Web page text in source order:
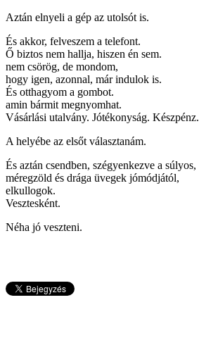
Aztán elnyeli a gép az utolsót is.
És akkor, felveszem a telefont.
Ő biztos nem hallja, hiszen én sem.
nem csörög, de mondom,
hogy igen, azonnal, már indulok is.
És otthagyom a gombot.
amin bármit megnyomhat.
Vásárlási utalvány. Jótékonyság. Készpénz.
A helyébe az elsőt választanám.
És aztán csendben, szégyenkezve a súlyos,
méregzöld és drága üvegek jómódjától,
elkullogok.
Vesztesként.
Néha jó veszteni.